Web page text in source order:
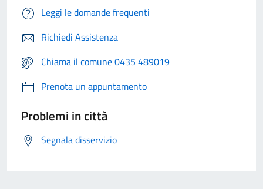
Leggi le domande frequenti
Richiedi Assistenza
Chiama il comune 0435 489019
Prenota un appuntamento
Problemi in città
Segnala disservizio